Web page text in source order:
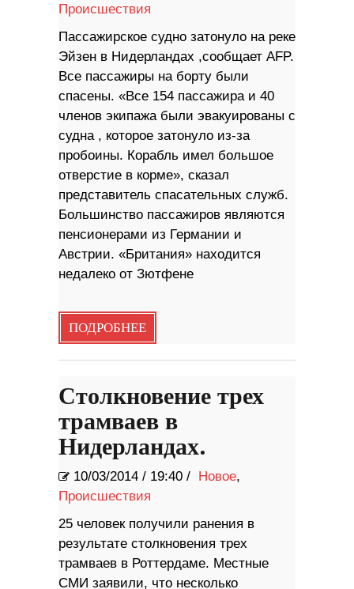
Происшествия
Пассажирское судно затонуло на реке
Эйзен в Нидерландах ,сообщает AFP.
Все пассажиры на борту были
спасены. «Все 154 пассажира и 40
членов экипажа были эвакуированы с
судна , которое затонуло из-за
пробоины. Корабль имел большое
отверстие в корме», сказал
представитель спасательных служб.
Большинство пассажиров являются
пенсионерами из Германии и
Австрии. «Британия» находится
недалеко от Зютфене
ПОДРОБНЕЕ
Столкновение трех
трамваев в
Нидерландах.
10/03/2014 / 19:40 / Новое,
Происшествия
25 человек получили ранения в
результате столкновения трех
трамваев в Роттердаме. Местные
СМИ заявили, что несколько